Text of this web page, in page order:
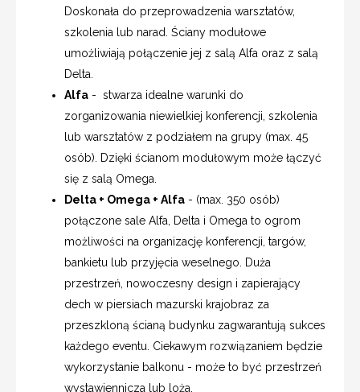
Doskonała do przeprowadzenia warsztatów,
szkolenia lub narad. Ściany modułowe
umożliwiają połączenie jej z salą Alfa oraz z salą
Delta.
Alfa - stwarza idealne warunki do
zorganizowania niewielkiej konferencji, szkolenia
lub warsztatów z podziałem na grupy (max. 45
osób). Dzięki ścianom modułowym może łączyć
się z salą Omega.
Delta + Omega + Alfa - (max. 350 osób)
połączone sale Alfa, Delta i Omega to ogrom
możliwości na organizację konferencji, targów,
bankietu lub przyjęcia weselnego. Duża
przestrzeń, nowoczesny design i zapierający
dech w piersiach mazurski krajobraz za
przeszkloną ścianą budynku zagwarantują sukces
każdego eventu. Ciekawym rozwiązaniem będzie
wykorzystanie balkonu - może to być przestrzeń
wystawiennicza lub loża.